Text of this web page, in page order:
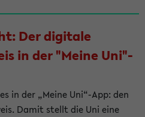
Der digitale
in der "Meine Uni"-
in der „Meine Uni“-App: den
Damit stellt die Uni eine